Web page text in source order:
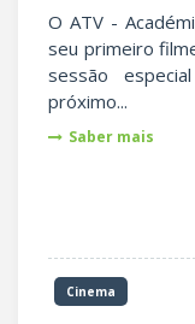
O ATV -
seu primeiro
sessão
próximo...
Saber mais
Cinema